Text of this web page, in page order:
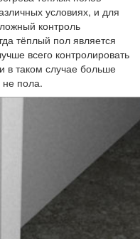
условиях, и для
контроль
тёплый пол является
всего контролировать
таком случае больше
не пола.